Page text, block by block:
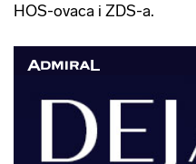
HOS-ovaca i ZDS-a.